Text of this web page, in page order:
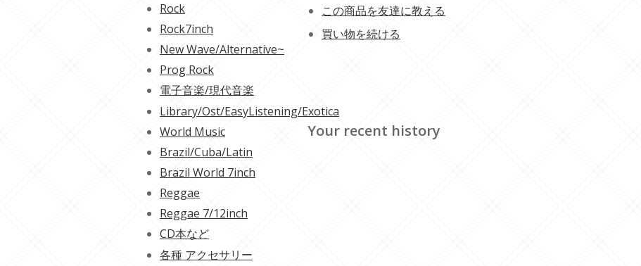
この商品を友達に教える
買い物を続ける
Your recent history
Rock
Rock7inch
New Wave/Alternative~
Prog Rock
電子音楽/現代音楽
Library/Ost/EasyListening/Exotica
World Music
Brazil/Cuba/Latin
Brazil World 7inch
Reggae
Reggae 7/12inch
CD本など
各種 アクセサリー